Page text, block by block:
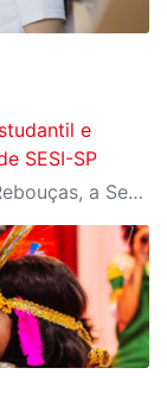
e
SESI-SP
Com homenagens à escritora Thalita Rebouças, a Semana do Livro e da Biblioteca promove criatividade, produção autoral e diferentes formas de expressão entre estudantes da Educação Infantil à EJA